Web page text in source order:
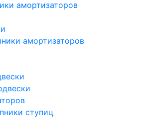
амортизаторов
амортизаторов
ступиц